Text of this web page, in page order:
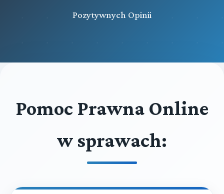
Pozytywnych Opinii
Pomoc Prawna Online
w sprawach: